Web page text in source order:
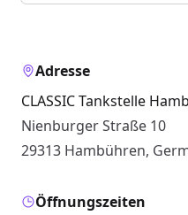
Adresse
CLASSIC Tankstelle
Nienburger Straße 10
29313 Hambühren,
Öffnungszeiten